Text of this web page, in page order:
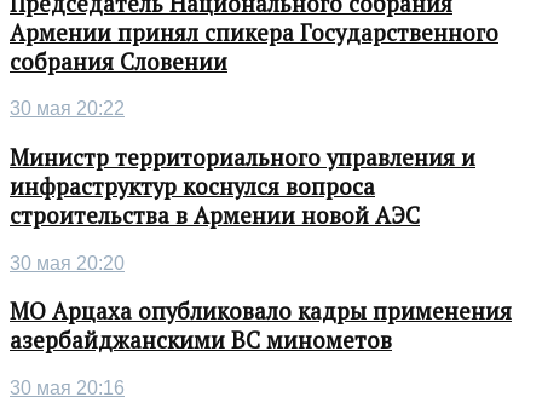
Армении принял спикера Государственного
собрания Словении
30 мая 20:22
Министр территориального управления и
инфраструктур коснулся вопроса
строительства в Армении новой АЭС
30 мая 20:20
МО Арцаха опубликовало кадры применения
азербайджанскими ВС минометов
30 мая 20:16